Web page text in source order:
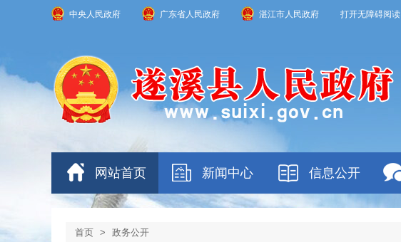
中央人民政府 广东省人民政府 湛江市人民政府 打开无障碍阅读
网站首页 新闻中心 信息公开
首页 > 政务公开